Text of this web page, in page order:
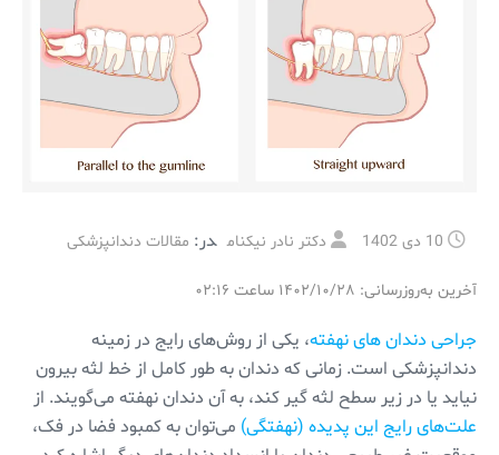
10 دی 1402 دکتر نادر نیکنام در: مقالات دندانپزشکی
آخرین به‌روزرسانی: ۱۴۰۲/۱۰/۲۸ ساعت ۰۲:۱۶
جراحی دندان های نهفته، یکی از روش‌های رایج در زمینه
دندانپزشکی است. زمانی که دندان به طور کامل از خط لثه بیرون
نیاید یا در زیر سطح لثه گیر کند، به آن دندان نهفته می‌گویند. از
علت‌های رایج این پدیده (نهفتگی) می‌توان به کمبود فضا در فک،